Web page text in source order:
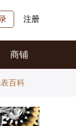
注册
商铺
百科